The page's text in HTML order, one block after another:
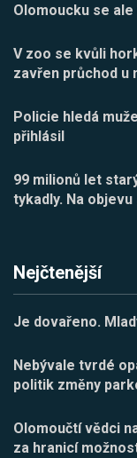
Olomoucku se ale
V zoo se kvůli
zavřen průchod u
Policie hledá
přihlásil
99 milionů let
tykadly. Na
Nejčtenější
Je dovařeno.
Nebývale tvrdé
politik změny
Olomoučtí vědci
za hranicí